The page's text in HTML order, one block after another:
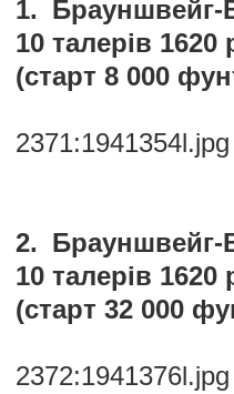
1. Брауншвейг-
10 талерів 1620
(старт 8 000
2371:1941354l.jpg
2. Брауншвейг-
10 талерів 1620
(старт 32 000
2372:1941376l.jpg